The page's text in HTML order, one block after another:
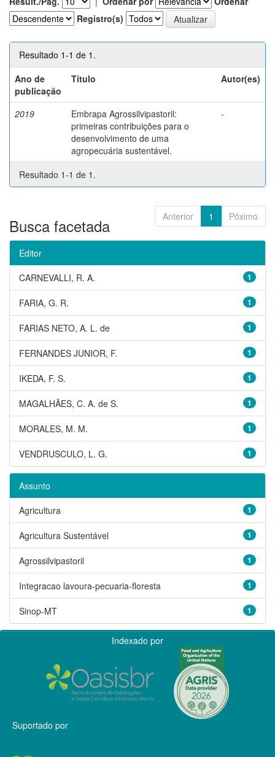
Registro(s)
Resultado 1-1 de 1.
Ano de
publicação
Título Autor(es)
2019
Embrapa Agrossilvipastoril:
primeiras contribuições para o
desenvolvimento de uma
agropecuária sustentável.
-
Resultado 1-1 de 1.
Anterior 1 Póximo
Busca facetada
Editor
1
CARNEVALLI, R. A.
1
FARIA, G. R.
1
FARIAS NETO, A. L. de
1
FERNANDES JUNIOR, F.
1
IKEDA, F. S.
1
MAGALHÃES, C. A. de S.
1
MORALES, M. M.
1
VENDRUSCULO, L. G.
Assunto
1
Agricultura
1
Agricultura Sustentável
1
Agrossilvipastoril
1
Integracao lavoura-pecuaria-floresta
1
Sinop-MT
Indexado por
Suportado por